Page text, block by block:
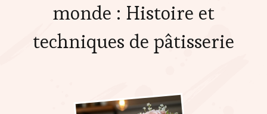
monde : Histoire et
techniques de pâtisserie